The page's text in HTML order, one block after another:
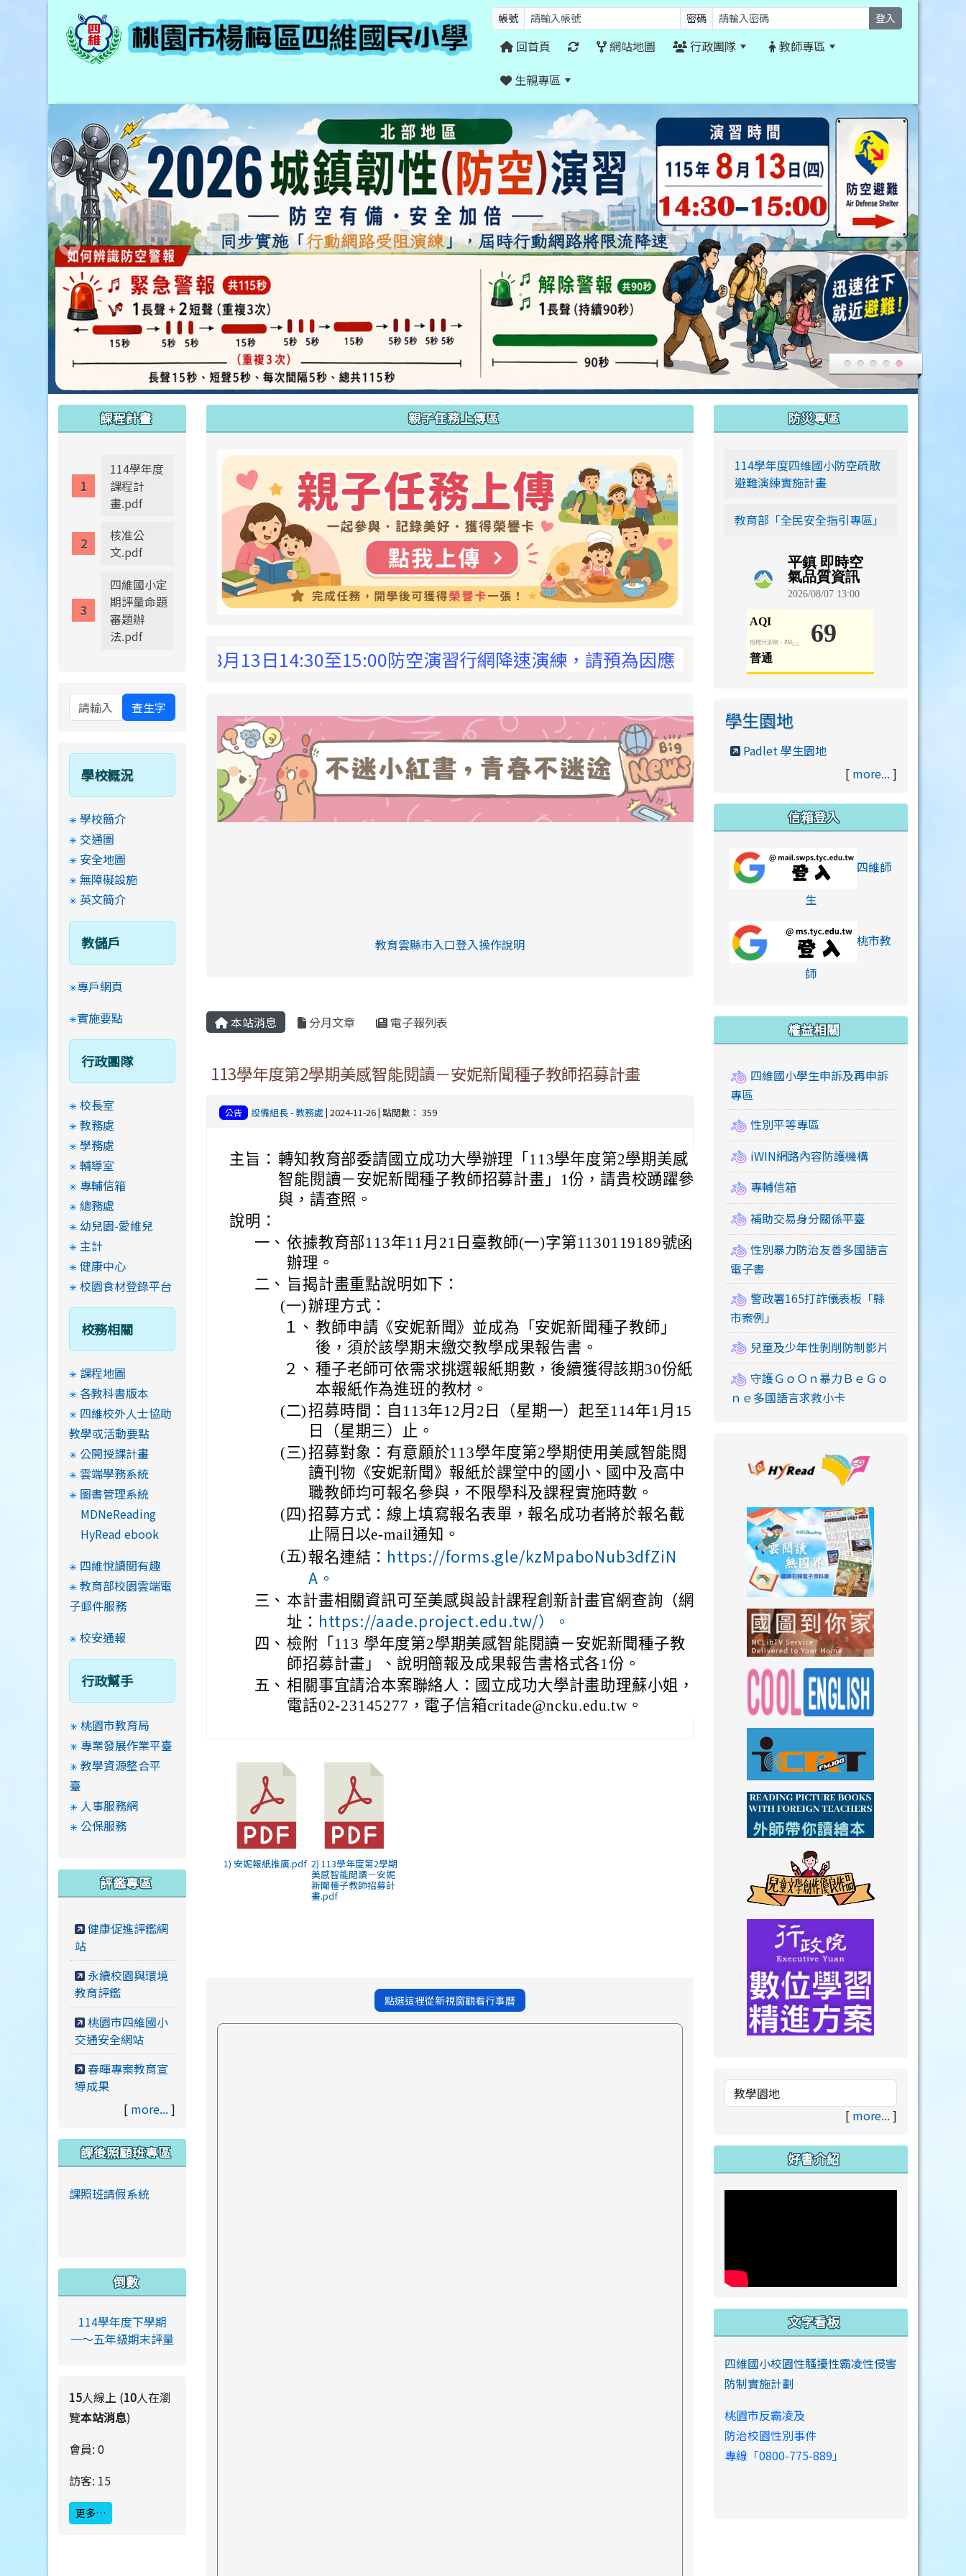
帳號 密碼 登入
回首頁 網站地圖 行政團隊
教師專區
生親專區
親子任務上傳區
link to https://siwei-family.work-
8月13日14:30至15:00防空演習行網降速演練，請預為因應，詳洽NCC官網
link to https://eliteracy.edu.tw/Shorts/xiaohongshu.html
link to https://eliteracy.edu.tw/Shorts/xiaohongshu.html
教育雲縣市入口登入操作說明
link to https://eliteracy.edu.tw/Shorts/xiaohongshu.html
本站消息 分月文章 電子報列表
113學年度第2學期美感智能閱讀－安妮新聞種子教師招募計畫
公告 設備組長-教務處 | 2024-11-26 | 點閱數： 359
主旨： 轉知教育部委請國立成功大學辦理「113學年度第2學期美感
智能閱讀－安妮新聞種子教師招募計畫」1份，請貴校踴躍參
與，請查照。
說明：
一、 依據教育部113年11月21日臺教師(一)字第1130119189號函
辦理。
二、 旨揭計畫重點說明如下：
(一)辦理方式：
１、 教師申請《安妮新聞》並成為「安妮新聞種子教師」
後，須於該學期末繳交教學成果報告書。
２、 種子老師可依需求挑選報紙期數，後續獲得該期30份紙
本報紙作為進班的教材。
(二)招募時間：自113年12月2日（星期一）起至114年1月15
日（星期三）止。
(三)招募對象：有意願於113學年度第2學期使用美感智能閱
讀刊物《安妮新聞》報紙於課堂中的國小、國中及高中
職教師均可報名參與，不限學科及課程實施時數。
(四)招募方式：線上填寫報名表單，報名成功者將於報名截
止隔日以e-mail通知。
(五) 報名連結： https://forms.gle/kzMpaboNub3dfZiN
A。
三、 本計畫相關資訊可至美感與設計課程創新計畫官網查詢（網
址： https://aade.project.edu.tw/）。
四、 檢附「113 學年度第2學期美感智能閱讀－安妮新聞種子教
師招募計畫」、說明簡報及成果報告書格式各1份。
五、 相關事宜請洽本案聯絡人：國立成功大學計畫助理蘇小姐，
電話02-23145277，電子信箱critade@ncku.edu.tw。
1) 安妮報紙推廣.pdf 2) 113學年度第2學期
美感智能閱讀－安妮
新聞種子教師招募計
畫.pdf
點選這裡從新視窗觀看行事曆
課程計畫
114學年度
課程計
畫.pdf
核准公
文.pdf
四維國小定
期評量命題
審題辦
法.pdf
查生字
學校概況
學校簡介
交通圖
安全地圖
無障礙設施
英文簡介
教儲戶
專戶網頁
實施要點
行政團隊
校長室
教務處
學務處
輔導室
專輔信箱
總務處
幼兒園-愛維兒
主計
健康中心
校園食材登錄平台
校務相關
課程地圖
各教科書版本
四維校外人士協助
教學或活動要點
公開授課計畫
雲端學務系統
圖書管理系統
MDNeReading
HyRead ebook
四維悅讀閱有趣
教育部校園雲端電
子郵件服務
校安通報
行政幫手
桃園市教育局
專業發展作業平臺
教學資源整合平
臺
人事服務網
公保服務
評鑑專區
健康促進評鑑網
站
永續校園與環境
教育評鑑
桃園市四維國小
交通安全網站
春暉專案教育宣
導成果
[ more... ]
課後照顧班專區
課照班請假系統
倒數
114學年度下學期
一～五年級期末評量
15人線上 (10人在瀏
覽本站消息)
會員: 0
訪客: 15
更多…
防災專區
114學年度四維國小防空疏散
避難演練實施計畫
教育部「全民安全指引專區」
學生園地
Padlet 學生園地
[ more... ]
信箱登入
四維師
生link to https://
桃市教
師link to https://
權益相關
四維國小學生申訴及再申訴
專區
性別平等專區
iWIN網路內容防護機構
專輔信箱
補助交易身分關係平臺
性別暴力防治友善多國語言
電子書
警政署165打詐儀表板「縣
市案例」
兒童及少年性剝削防制影片
守護ＧｏＯｎ暴力ＢｅＧｏ
ｎｅ多國語言求救小卡
link to https://
link to https://
link to http://www.icrt.com.tw/
link to https://www.youtube.com/
[ more... ]
好書介紹
文字看板
四維國小校園性騷擾性霸凌性侵害
防制實施計劃
桃園市反霸凌及
防治校園性別事件
專線「0800-775-889」